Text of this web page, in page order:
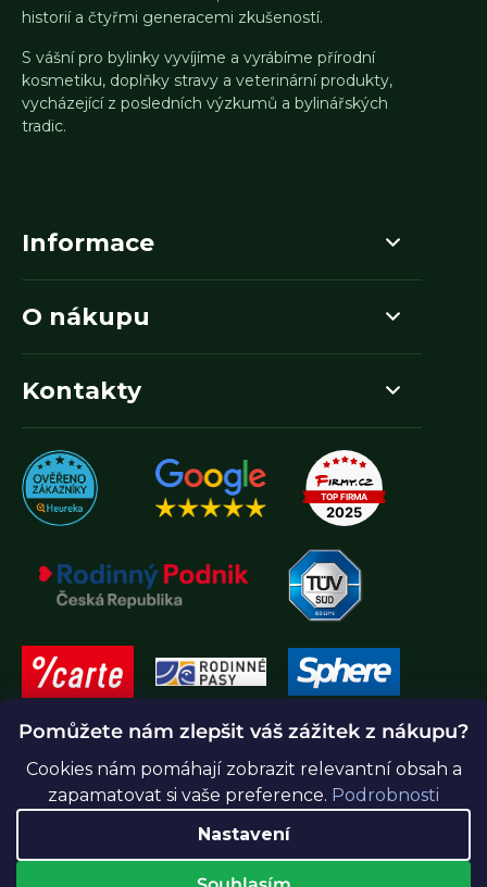
Pomůžete nám zlepšit váš zážitek z nákupu?
Cookies nám pomáhají zobrazit relevantní obsah a
zapamatovat si vaše preference. Podrobnosti
Nastavení
historií a čtyřmi generacemi zkušeností.
S vášní pro bylinky vyvíjíme a vyrábíme přírodní
kosmetiku, doplňky stravy a veterinární produkty,
vycházející z posledních výzkumů a bylinářských
tradic.
Informace
O nákupu
Kontakty